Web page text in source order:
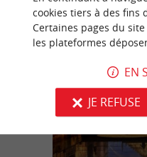
cookies tiers à des fins
Certaines pages du
les plateformes
EN
JE REFUSE